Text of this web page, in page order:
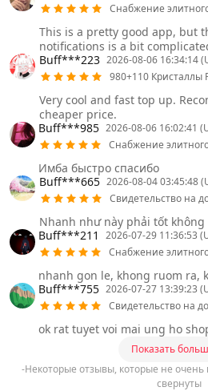
Снабжение
This is a pretty good app, but
notifications is a bit
Buff***223 2026-08-06 16:34:14
980+110 Кристаллы
Very cool and fast top up.
cheaper price.
Buff***985 2026-08-06 16:02:41
Снабжение
Имба быстро спасибо
Buff***665 2026-08-04 03:45:48
Свидетельство на
Nhanh như này phải tốt
Buff***211
2026-07-29 11:36:53
Снабжение
nhanh gon le, khong ruom ra,
Buff***755 2026-07-27 13:39:23
Свидетельство на
ok rat tuyet voi mai ung ho
Показать
-Некоторые отзывы, которые не
свернуты